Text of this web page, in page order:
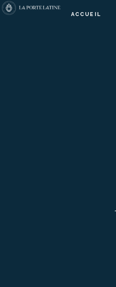
ACCUEIL